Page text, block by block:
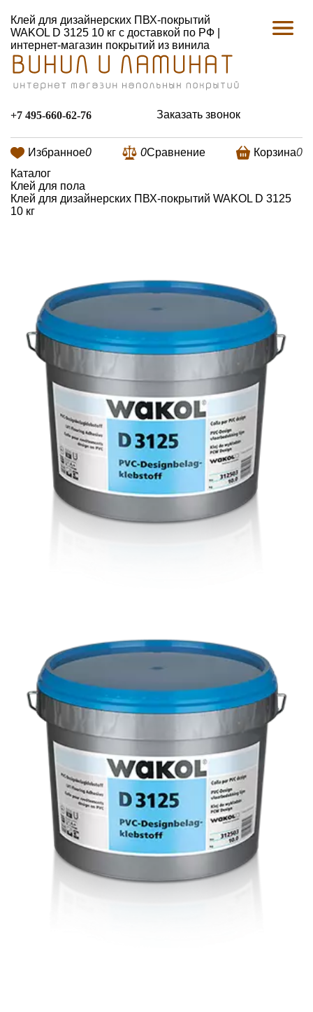
Клей для дизайнерских ПВХ-покрытий
WAKOL D 3125 10 кг с доставкой по РФ |
интернет-магазин покрытий из винила
+7 495-660-62-76 Заказать звонок
Избранное0 0Сравнение Корзина0
Каталог
Клей для пола
Клей для дизайнерских ПВХ-покрытий WAKOL D 3125
10 кг